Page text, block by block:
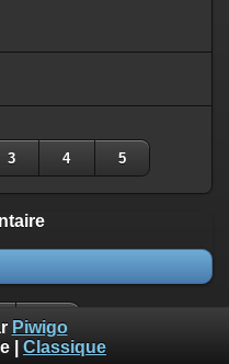
3 4 5
Piwigo
Classique